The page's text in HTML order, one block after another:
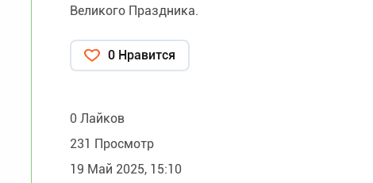
Великого Праздника.
0 Нравится
0 Лайков
231 Просмотр
19 Май 2025, 15:10